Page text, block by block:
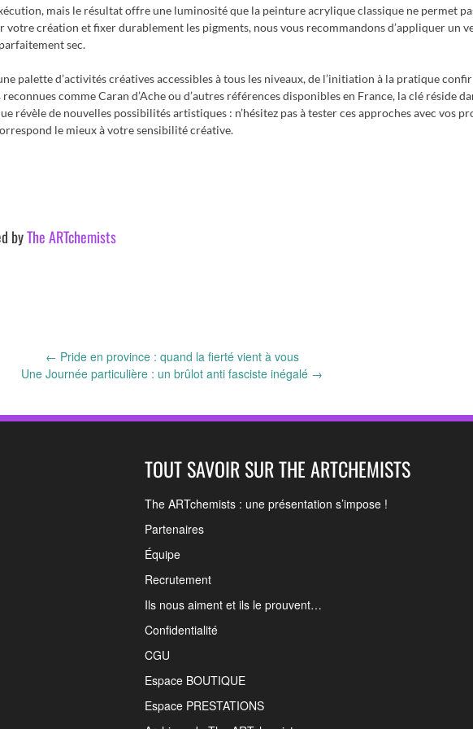
mais le résultat offre une luminosité que la peinture acrylique classique ne permet
création et fixer durablement les pigments, nous vous recommandons d’appliquer un
sec.
palette d’activités créatives accessibles à tous les niveaux, de l’initiation à la pratique
comme Caran d’Ache ou d’autres références disponibles en France, la clé réside
révèle de nouvelles possibilités artistiques : n’hésitez pas à tester ces approches avec vos
le mieux à votre sensibilité créative.
byThe ARTchemists
← Pride en province : quand la fierté vient à vous
Une Journée particulière : un brûlot anti fasciste inégalé →
TOUT SAVOIR SUR THE ARTCHEMISTS
The ARTchemists : une présentation s’impose !
Partenaires
Équipe
Recrutement
Ils nous aiment et ils le prouvent…
Confidentialité
CGU
Espace BOUTIQUE
Espace PRESTATIONS